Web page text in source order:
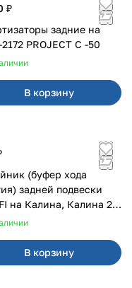
₽
задние на
PROJECT С -50
В корзину
(буфер хода
задней подвески
Калина 2,
В корзину